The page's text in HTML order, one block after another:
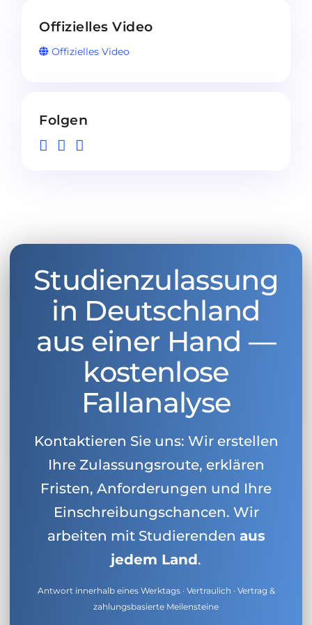
Offizielles Video
Offizielles Video
Folgen
Studienzulassung
in Deutschland
aus einer Hand —
kostenlose
Fallanalyse
Kontaktieren Sie uns: Wir erstellen
Ihre Zulassungsroute, erklären
Fristen, Anforderungen und Ihre
Einschreibungschancen. Wir
arbeiten mit Studierenden aus
jedem Land.
Antwort innerhalb eines Werktags · Vertraulich · Vertrag &
zahlungsbasierte Meilensteine